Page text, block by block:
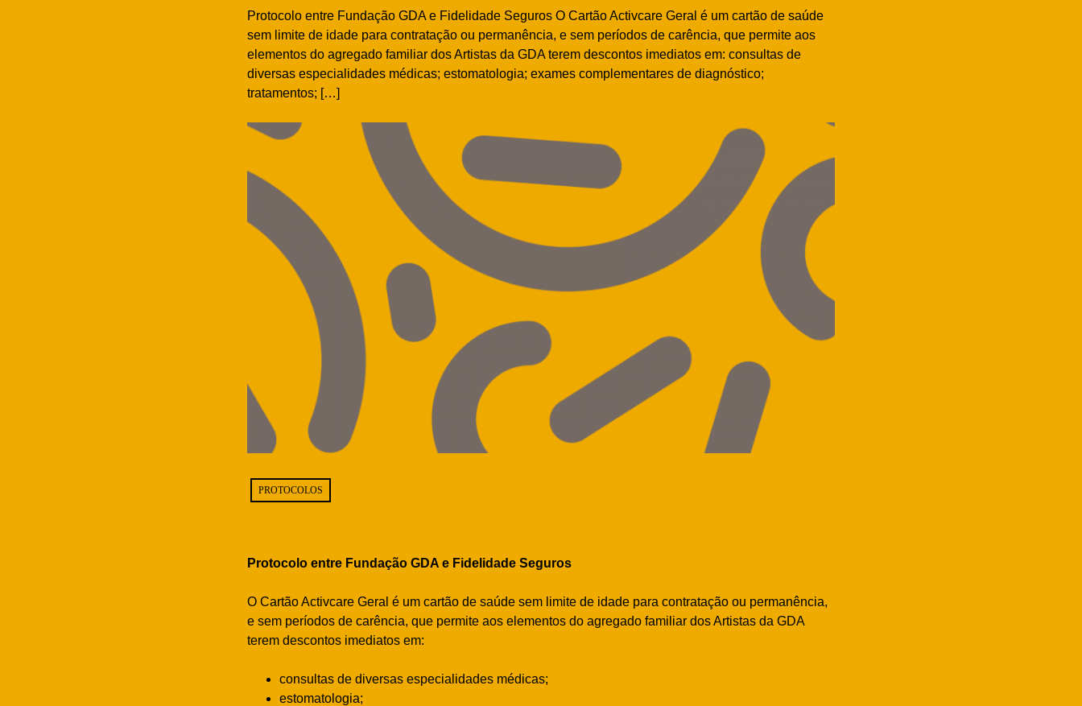
Protocolo entre Fundação GDA e Fidelidade Seguros O Cartão Activcare Geral é um cartão de saúde
sem limite de idade para contratação ou permanência, e sem períodos de carência, que permite aos
elementos do agregado familiar dos Artistas da GDA terem descontos imediatos em: consultas de
diversas especialidades médicas; estomatologia; exames complementares de diagnóstico;
tratamentos; […]
PROTOCOLOS
Protocolo entre Fundação GDA e Fidelidade Seguros
O Cartão Activcare Geral é um cartão de saúde sem limite de idade para contratação ou permanência,
e sem períodos de carência, que permite aos elementos do agregado familiar dos Artistas da GDA
terem descontos imediatos em:
consultas de diversas especialidades médicas;
estomatologia;